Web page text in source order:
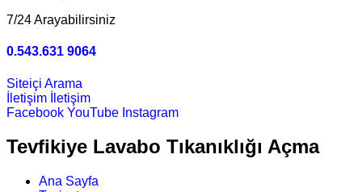
7/24 Arayabilirsiniz
0.543.631 9064
Siteiçi Arama
İletişim
İletişim
Facebook YouTube Instagram
Tevfikiye Lavabo Tıkanıklığı Açma
Ana Sayfa